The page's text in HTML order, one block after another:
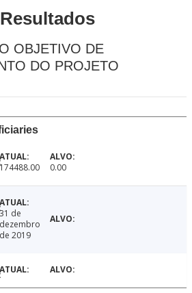
OBJETIVO DE
DO PROJETO
0.00
de
dezembro
de 2019